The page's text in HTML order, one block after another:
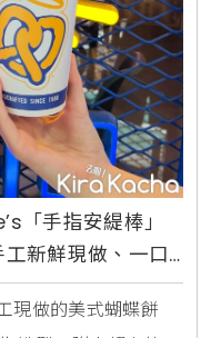
「手指安緹棒」
新鮮現做、一口
現做的美式蝴蝶餅